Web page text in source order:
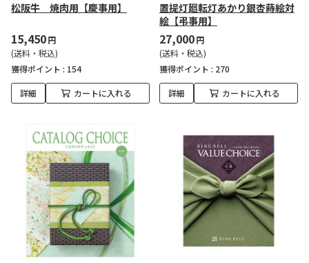
松阪牛 焼肉用【慶事用】
15,450円
(送料・税込)
獲得ポイント : 154
詳細 カートに入れる
置提灯廻転灯あかり銀杏蒔絵対
絵【弔事用】
27,000円
(送料・税込)
獲得ポイント : 270
詳細 カートに入れる